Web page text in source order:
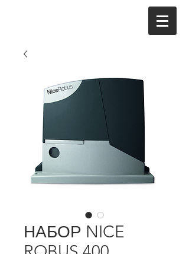
НАБОР NICE